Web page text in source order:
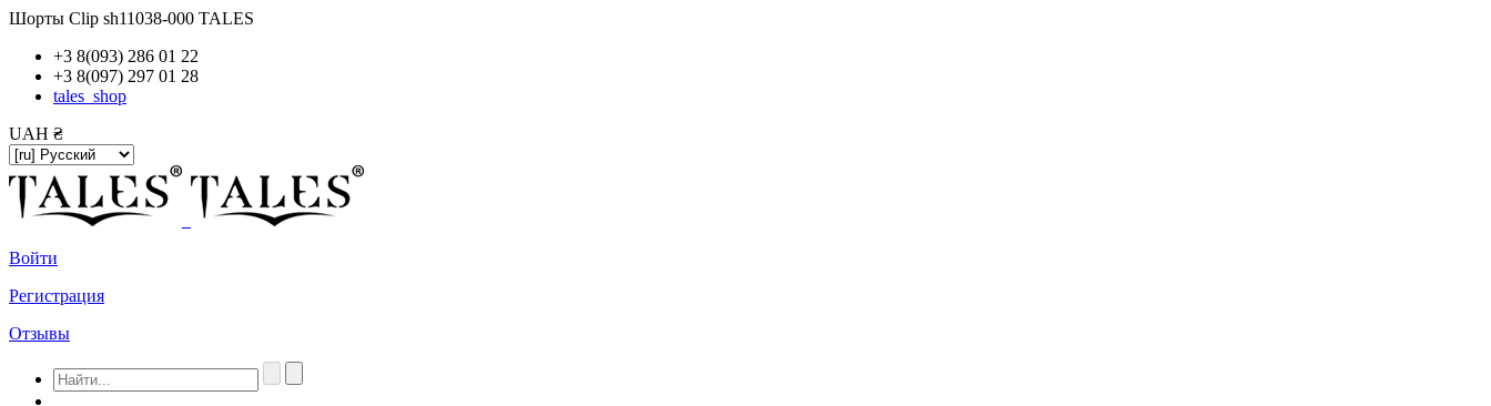
Шорты Clip sh11038-000 TALES
+3 8(093) 286 01 22
+3 8(097) 297 01 28
tales_shop
UAH ₴
Войти
Регистрация
Отзывы